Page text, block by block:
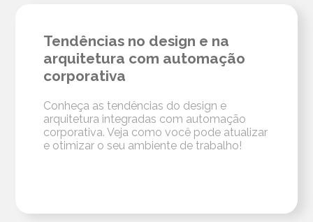
Tendências no design e na
arquitetura com automação
corporativa
Conheça as tendências do design e
arquitetura integradas com automação
corporativa. Veja como você pode atualizar
e otimizar o seu ambiente de trabalho!